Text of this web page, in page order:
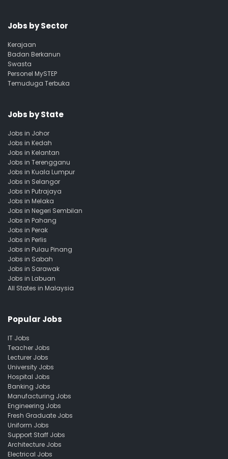
Jobs by Sector
Kerajaan
Badan Berkanun
Swasta
Personel MySTEP
Temuduga Terbuka
Jobs by State
Jobs in Johor
Jobs in Kedah
Jobs in Kelantan
Jobs in Terengganu
Jobs in Kuala Lumpur
Jobs in Selangor
Jobs in Putrajaya
Jobs in Melaka
Jobs in Negeri Sembilan
Jobs in Pahang
Jobs in Perak
Jobs in Perlis
Jobs in Pulau Pinang
Jobs in Sabah
Jobs in Sarawak
Jobs in Labuan
All States in Malaysia
Popular Jobs
IT Jobs
Teacher Jobs
Lecturer Jobs
University Jobs
Hospital Jobs
Banking Jobs
Manufacturing Jobs
Engineering Jobs
Fresh Graduate Jobs
Uniform Jobs
Support Staff Jobs
Architecture Jobs
Electrical Jobs